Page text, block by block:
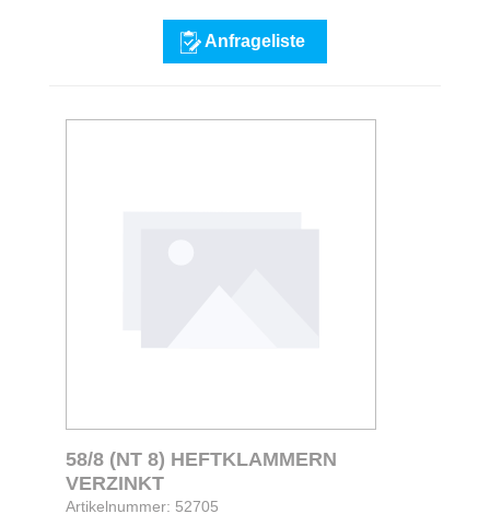
Anfrageliste
58/8 (NT 8) HEFTKLAMMERN
VERZINKT
Artikelnummer: 52705